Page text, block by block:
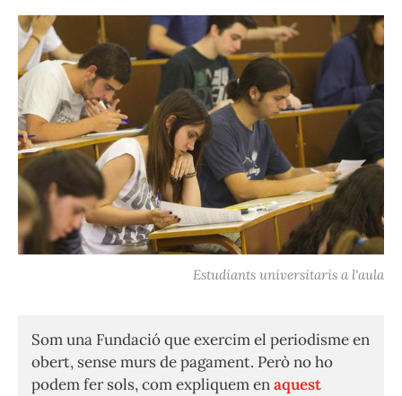
Estudiants universitaris a l'aula
Som una Fundació que exercim el periodisme en
obert, sense murs de pagament. Però no ho
podem fer sols, com expliquem enaquest